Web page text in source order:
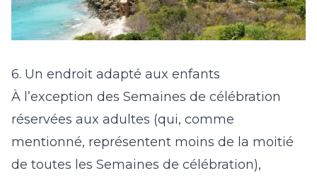
6. Un endroit adapté aux enfants
À l’exception des Semaines de célébration
réservées aux adultes (qui, comme
mentionné, représentent moins de la moitié
de toutes les Semaines de célébration),